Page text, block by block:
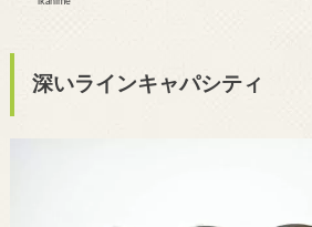
深いラインキャパシティ